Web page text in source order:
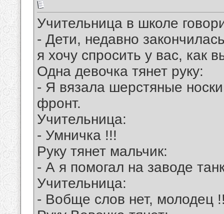
Учительница в школе
- Дети, недавно
я хочу спросить у вас, как
Одна девочка тянет руку:
- Я вязала шерстяные
фронт.
Учительница:
- Умничка !!!
Руку тянет мальчик:
- А я помогал на заводе
Учительница:
- Вобще слов нет, молодец